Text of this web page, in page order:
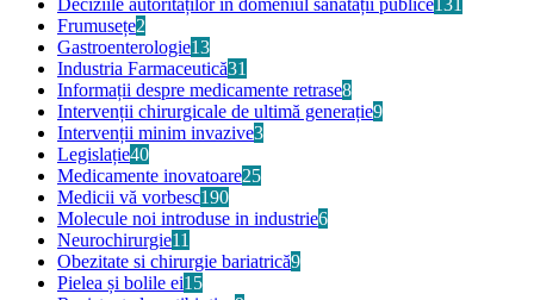
Frumusețe2
Gastroenterologie13
Industria Farmaceutică31
Informații despre medicamente retrase8
Intervenții chirurgicale de ultimă generație9
Intervenții minim invazive3
Legislație40
Medicamente inovatoare25
Medicii vă vorbesc190
Molecule noi introduse in industrie6
Neurochirurgie11
Obezitate si chirurgie bariatrică9
Pielea și bolile ei15